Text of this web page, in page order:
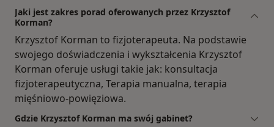
Jaki jest zakres porad oferowanych przez Krzysztof
Korman?
Krzysztof Korman to fizjoterapeuta. Na podstawie
swojego doświadczenia i wykształcenia Krzysztof
Korman oferuje usługi takie jak: konsultacja
fizjoterapeutyczna, Terapia manualna, terapia
mięśniowo-powięziowa.
Gdzie Krzysztof Korman ma swój gabinet?